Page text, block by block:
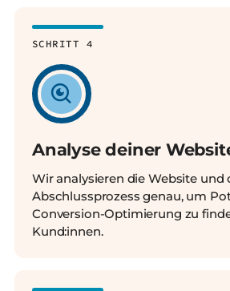
SCHRITT 4
Analyse deiner
Wir analysieren die Website und
Abschlussprozess genau, um
Conversion-Optimierung zu
Kund:innen.